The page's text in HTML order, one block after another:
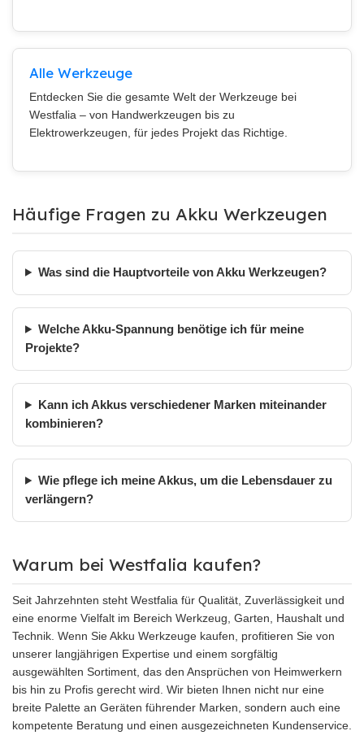
Alle Werkzeuge
Entdecken Sie die gesamte Welt der Werkzeuge bei
Westfalia – von Handwerkzeugen bis zu
Elektrowerkzeugen, für jedes Projekt das Richtige.
Häufige Fragen zu Akku Werkzeugen
Was sind die Hauptvorteile von Akku Werkzeugen?
Welche Akku-Spannung benötige ich für meine
Projekte?
Kann ich Akkus verschiedener Marken miteinander
kombinieren?
Wie pflege ich meine Akkus, um die Lebensdauer zu
verlängern?
Warum bei Westfalia kaufen?
Seit Jahrzehnten steht Westfalia für Qualität, Zuverlässigkeit und
eine enorme Vielfalt im Bereich Werkzeug, Garten, Haushalt und
Technik. Wenn Sie Akku Werkzeuge kaufen, profitieren Sie von
unserer langjährigen Expertise und einem sorgfältig
ausgewählten Sortiment, das den Ansprüchen von Heimwerkern
bis hin zu Profis gerecht wird. Wir bieten Ihnen nicht nur eine
breite Palette an Geräten führender Marken, sondern auch eine
kompetente Beratung und einen ausgezeichneten Kundenservice.